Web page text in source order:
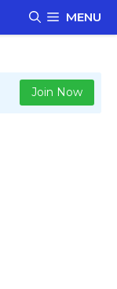
MENU
Join Now